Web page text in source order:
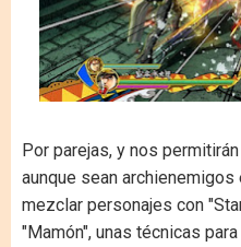
Por parejas, y nos
aunque sean
mezclar personajes con
"Mamón", unas técnicas